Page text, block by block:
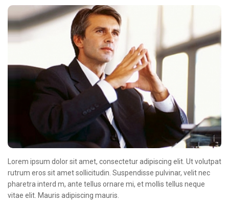
Lorem ipsum dolor sit amet, consectetur adipiscing elit. Ut volutpat
rutrum eros sit amet sollicitudin. Suspendisse pulvinar, velit nec
pharetra interd m, ante tellus ornare mi, et mollis tellus neque
vitae elit. Mauris adipiscing mauris.
CONTACT